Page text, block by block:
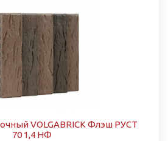
VOLGABRICK Флэш РУСТ
70 1,4 НФ